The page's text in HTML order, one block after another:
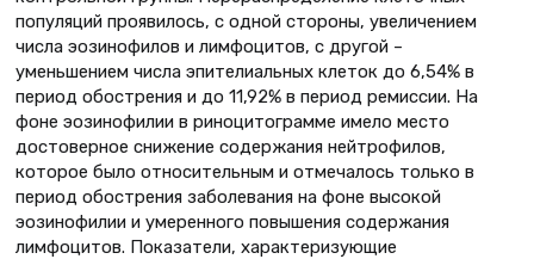
популяций проявилось, с одной стороны, увеличением
числа эозинофилов и лимфоцитов, с другой –
уменьшением числа эпителиальных клеток до 6,54% в
период обострения и до 11,92% в период ремиссии. На
фоне эозинофилии в риноцитограмме имело место
достоверное снижение содержания нейтрофилов,
которое было относительным и отмечалось только в
период обострения заболевания на фоне высокой
эозинофилии и умеренного повышения содержания
лимфоцитов. Показатели, характеризующие